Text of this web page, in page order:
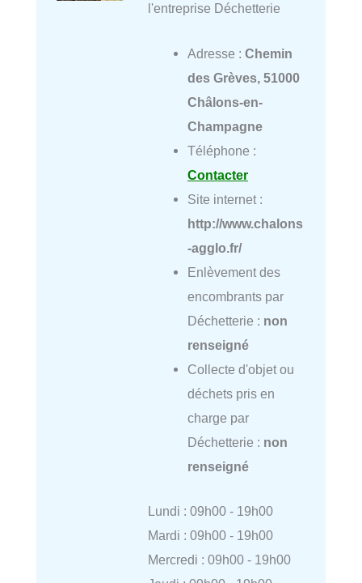
l'entreprise Déchetterie
Adresse : Chemin
des Grèves, 51000
Châlons-en-
Champagne
Téléphone :
Contacter
Site internet :
http://www.chalons
-agglo.fr/
Enlèvement des
encombrants par
Déchetterie : non
renseigné
Collecte d'objet ou
déchets pris en
charge par
Déchetterie : non
renseigné
Lundi : 09h00 - 19h00
Mardi : 09h00 - 19h00
Mercredi : 09h00 - 19h00